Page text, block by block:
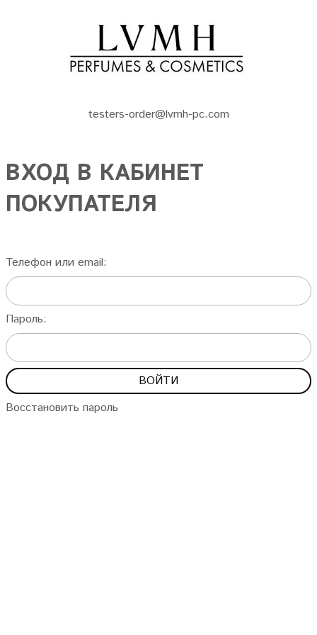
testers-order@lvmh-pc.com
ВХОД В КАБИНЕТ
ПОКУПАТЕЛЯ
Телефон или email:
Пароль:
Восстановить пароль